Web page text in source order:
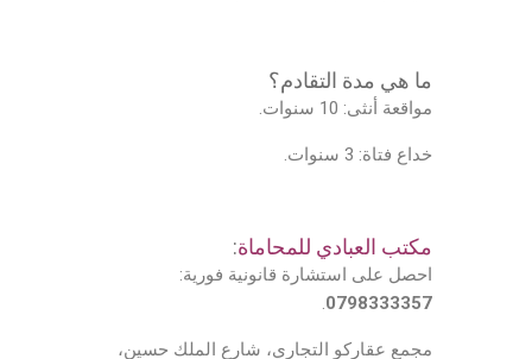
ما هي مدة التقادم؟
مواقعة أنثى: 10 سنوات.
خداع فتاة: 3 سنوات.
مكتب العبادي للمحاماة:
احصل على استشارة قانونية فورية:
0798333357
.
مجمع عقاركو التجاري، شارع الملك حسين،